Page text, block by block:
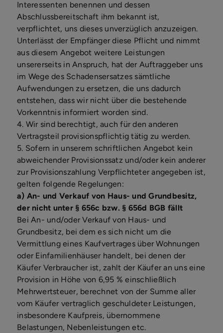
Interessenten benennen und dessen
Abschlussbereitschaft ihm bekannt ist,
verpflichtet, uns dieses unverzüglich anzuzeigen.
Unterlässt der Empfänger diese Pflicht und nimmt
aus diesem Angebot weitere Leistungen
unsererseits in Anspruch, hat der Auftraggeber uns
im Wege des Schadensersatzes sämtliche
Aufwendungen zu ersetzen, die uns dadurch
entstehen, dass wir nicht über die bestehende
Vorkenntnis informiert worden sind.
4. Wir sind berechtigt, auch für den anderen
Vertragsteil provisionspflichtig tätig zu werden.
5. Sofern in unserem schriftlichen Angebot kein
abweichender Provisionssatz und/oder kein anderer
zur Provisionszahlung Verpflichteter angegeben ist,
gelten folgende Regelungen:
a) An- und Verkauf von Haus- und Grundbesitz,
der nicht unter § 656c bzw. § 656d BGB fällt
Bei An- und/oder Verkauf von Haus- und
Grundbesitz, bei dem es sich nicht um die
Vermittlung eines Kaufvertrages über Wohnungen
oder Einfamilienhäuser handelt, bei denen der
Käufer Verbraucher ist, zahlt der Käufer an uns eine
Provision in Höhe von 6,95 % einschließlich
Mehrwertsteuer, berechnet von der Summe aller
vom Käufer vertraglich geschuldeter Leistungen,
insbesondere Kaufpreis, übernommene
Belastungen, Nebenleistungen etc.